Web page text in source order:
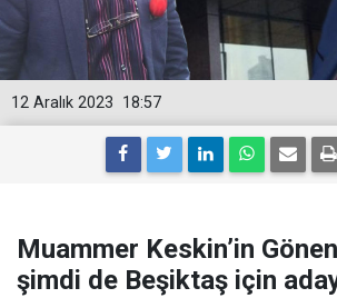
18:57
12 Aralık 2023
Muammer Keskin’in Gönen
şimdi de Beşiktaş için